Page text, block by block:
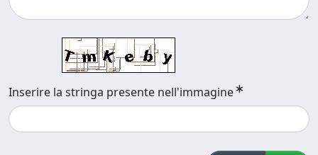
Inserire la stringa presente nell'immagine